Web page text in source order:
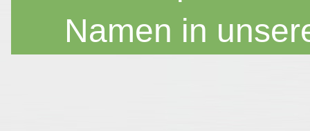
Namen in